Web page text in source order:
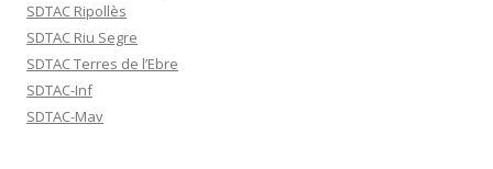
SDTAC Ripollès
SDTAC Riu Segre
SDTAC Terres de l’Ebre
SDTAC-Inf
SDTAC-Mav